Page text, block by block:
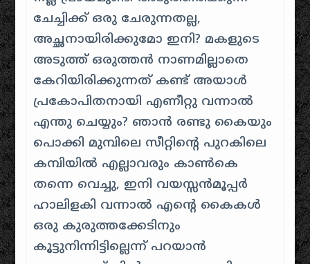
ചേച്ചിക്ക് ഒരു ചേരുന്നതല്ല,
അച്ഛനായിരിക്കുമോ ഇനി? മകളുടെ
അടുത്ത് ഒരുത്തന്‍ നാണമില്ലാതെ
കേറിയിരിക്കുന്നത് കണ്ട് അയാള്‍
പ്രകോപിതനായി എണീറ്റു വന്നാല്‍
എന്തു ചെയ്യും? ഞാന്‍ രണ്ടു കൈയും
പൊക്കി മുമ്പിലെ സീറ്റിന്റെ പുറകിലെ
കമ്പിയില്‍ എല്ലാവരും കാണ്‍‌കെ
തന്നെ വെച്ചു, ഇനി വയസ്സന്‍‌മൂപ്പര്‍
ഹാലിളകി വന്നാല്‍ എന്റെ കൈകള്‍
ഒരു കുരുത്തക്കേടിനും
കൂട്ടുനിന്നിട്ടില്ലെന്ന് പറയാന്‍